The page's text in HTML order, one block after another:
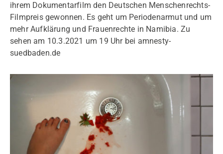
ihrem Dokumentarfilm den Deutschen Menschenrechts-
Filmpreis gewonnen. Es geht um Periodenarmut und um
mehr Aufklärung und Frauenrechte in Namibia. Zu
sehen am 10.3.2021 um 19 Uhr bei amnesty-
suedbaden.de